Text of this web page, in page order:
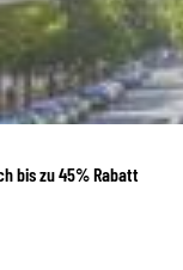
bis zu 45% Rabatt